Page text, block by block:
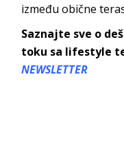
između obične
Saznajte sve o
toku sa lifestyle
NEWSLETTER